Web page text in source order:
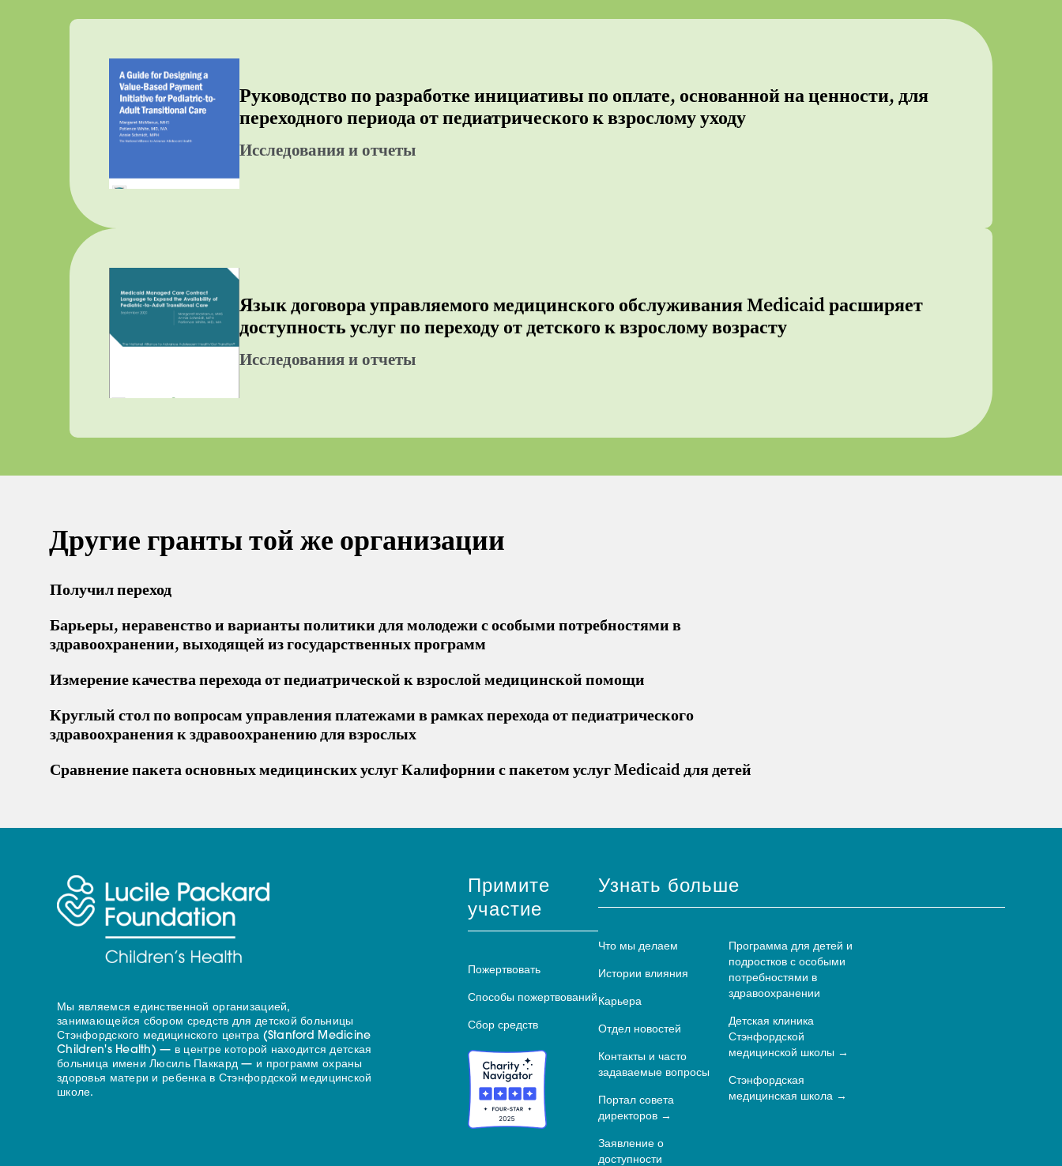
Руководство по разработке инициативы по оплате, основанной на ценности, для
переходного периода от педиатрического к взрослому уходу
Исследования и отчеты
Язык договора управляемого медицинского обслуживания Medicaid расширяет
доступность услуг по переходу от детского к взрослому возрасту
Исследования и отчеты
Другие гранты той же организации
Получил переход
Барьеры, неравенство и варианты политики для молодежи с особыми потребностями в
здравоохранении, выходящей из государственных программ
Измерение качества перехода от педиатрической к взрослой медицинской помощи
Круглый стол по вопросам управления платежами в рамках перехода от педиатрического
здравоохранения к здравоохранению для взрослых
Сравнение пакета основных медицинских услуг Калифорнии с пакетом услуг Medicaid для детей
Мы являемся единственной организацией,
занимающейся сбором средств для детской больницы
Стэнфордского медицинского центра (Stanford Medicine
Children's Health) — в центре которой находится детская
больница имени Люсиль Паккард — и программ охраны
здоровья матери и ребенка в Стэнфордской медицинской
школе.
Примите
участие
Пожертвовать
Способы пожертвований
Сбор средств
Узнать больше
Что мы делаем
Истории влияния
Карьера
Отдел новостей
Контакты и часто
задаваемые вопросы
Портал совета
директоров
Заявление о
доступности
Программа для детей и
подростков с особыми
потребностями в
здравоохранении
Детская клиника
Стэнфордской
медицинской школы
Стэнфордская
медицинская школа